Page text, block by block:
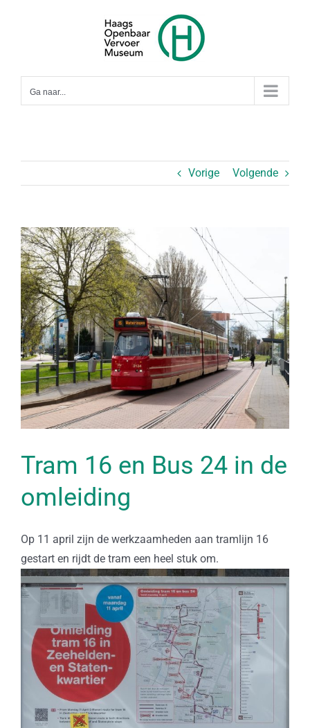
Ga naar...
Vorige Volgende
Bekijk
grotere
afbeelding
Tram 16 en Bus 24 in de
omleiding
Op 11 april zijn de werkzaamheden aan tramlijn 16
gestart en rijdt de tram een heel stuk om.